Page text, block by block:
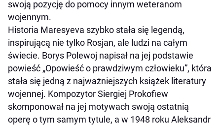
swoją pozycję do pomocy innym weteranom
wojennym.
Historia Maresyeva szybko stała się legendą,
inspirującą nie tylko Rosjan, ale ludzi na całym
świecie. Borys Polewoj napisał na jej podstawie
powieść „Opowieść o prawdziwym człowieku”, która
stała się jedną z najważniejszych książek literatury
wojennej. Kompozytor Siergiej Prokofiew
skomponował na jej motywach swoją ostatnią
operę o tym samym tytule, a w 1948 roku Aleksandr